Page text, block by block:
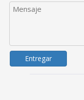
Entregar